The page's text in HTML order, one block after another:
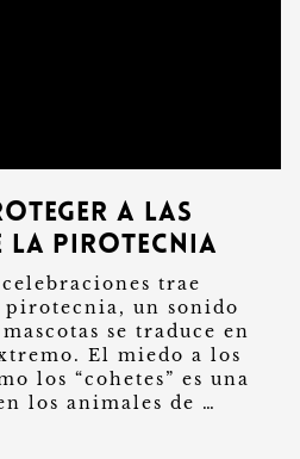
a las
la pirotecnia
trae
pirotecnia, un sonido
se traduce en
El miedo a los
los “cohetes” es una
los animales de …